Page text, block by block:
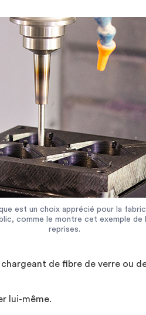
est un choix apprécié pour la
comme le montre cet exemple de
reprises.
de fibre de verre ou
lui-même.